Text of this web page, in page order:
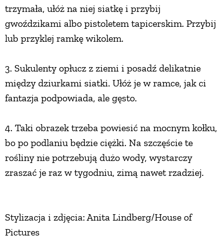
trzymała, ułóż na niej siatkę i przybij
gwoździkami albo pistoletem tapicerskim. Przybij
lub przyklej ramkę wikolem.
3. Sukulenty opłucz z ziemi i posadź delikatnie
między dziurkami siatki. Ułóż je w ramce, jak ci
fantazja podpowiada, ale gęsto.
4. Taki obrazek trzeba powiesić na mocnym kołku,
bo po podlaniu będzie ciężki. Na szczęście te
rośliny nie potrzebują dużo wody, wystarczy
zraszać je raz w tygodniu, zimą nawet rzadziej.
Stylizacja i zdjęcia: Anita Lindberg/House of
Pictures